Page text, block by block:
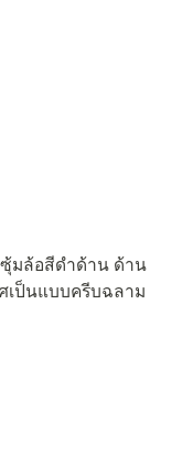
ซุ้มล้อสีดำด้าน ด้าน
เป็นแบบครีบฉลาม